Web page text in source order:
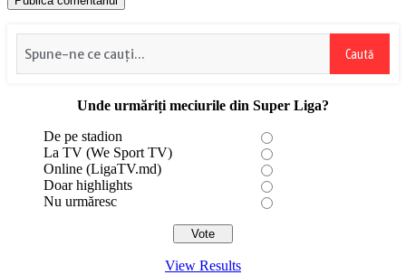
Caută
Unde urmăriți meciurile din Super Liga?
De pe stadion
La TV (We Sport TV)
Online (LigaTV.md)
Doar highlights
Nu urmăresc
View Results